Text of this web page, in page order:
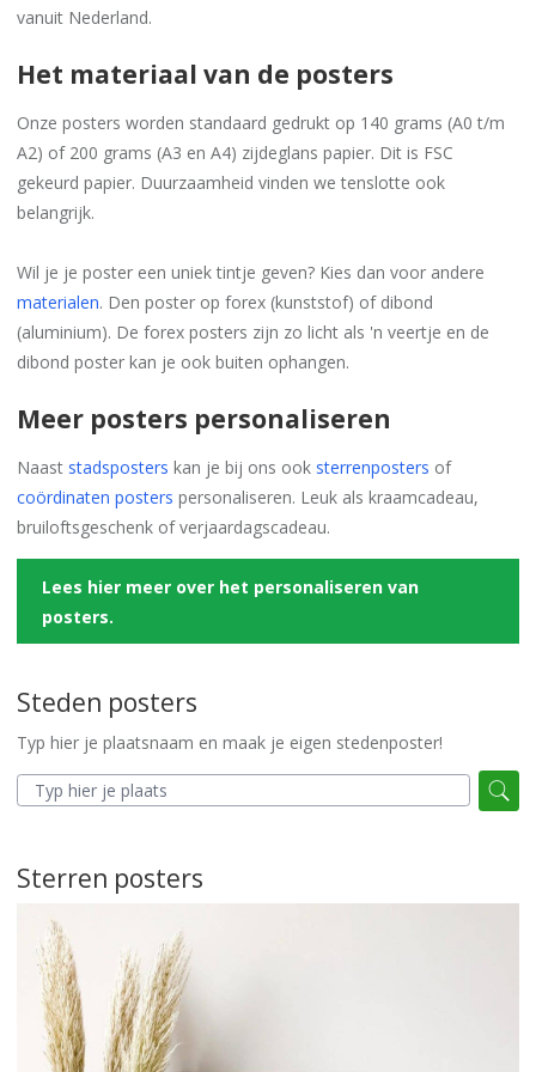
vanuit Nederland.
Het materiaal van de posters
Onze posters worden standaard gedrukt op 140 grams (A0 t/m
A2) of 200 grams (A3 en A4) zijdeglans papier. Dit is FSC
gekeurd papier. Duurzaamheid vinden we tenslotte ook
belangrijk.
Wil je je poster een uniek tintje geven? Kies dan voor andere
materialen. Den poster op forex (kunststof) of dibond
(aluminium). De forex posters zijn zo licht als 'n veertje en de
dibond poster kan je ook buiten ophangen.
Meer posters personaliseren
Naast stadsposters kan je bij ons ook sterrenposters of
coördinaten posters personaliseren. Leuk als kraamcadeau,
bruiloftsgeschenk of verjaardagscadeau.
Lees hier meer over het personaliseren van
posters.
Steden posters
Typ hier je plaatsnaam en maak je eigen stedenposter!
Sterren posters